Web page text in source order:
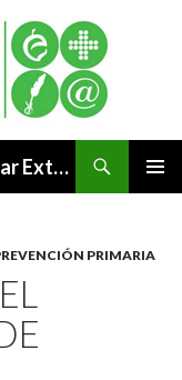
Grupo Investigador Multidisciplinar Extremeño
PRIMARIA